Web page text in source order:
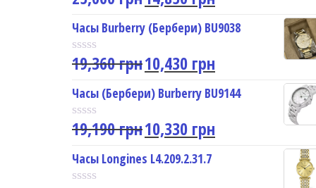
o
5
t
e
d
0
o
u
t
o
f
5
Часы Burberry (Бербери) BU9038
R
t
e
d
0
o
u
t
o
19,360грн10,430 грн
Часы (Бербери) Burberry BU9144
R
t
e
d
19,190грн10,330 грн
Часы Longines L4.209.2.31.7